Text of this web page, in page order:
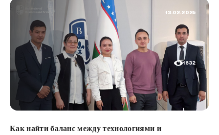
13.02.2025
1632
Как найти баланс между технологиями и